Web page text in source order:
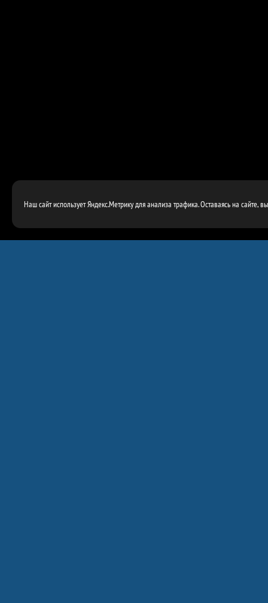
Наш сайт использует Яндекс.Метрику для анализа трафика. Оставаясь на сайте,